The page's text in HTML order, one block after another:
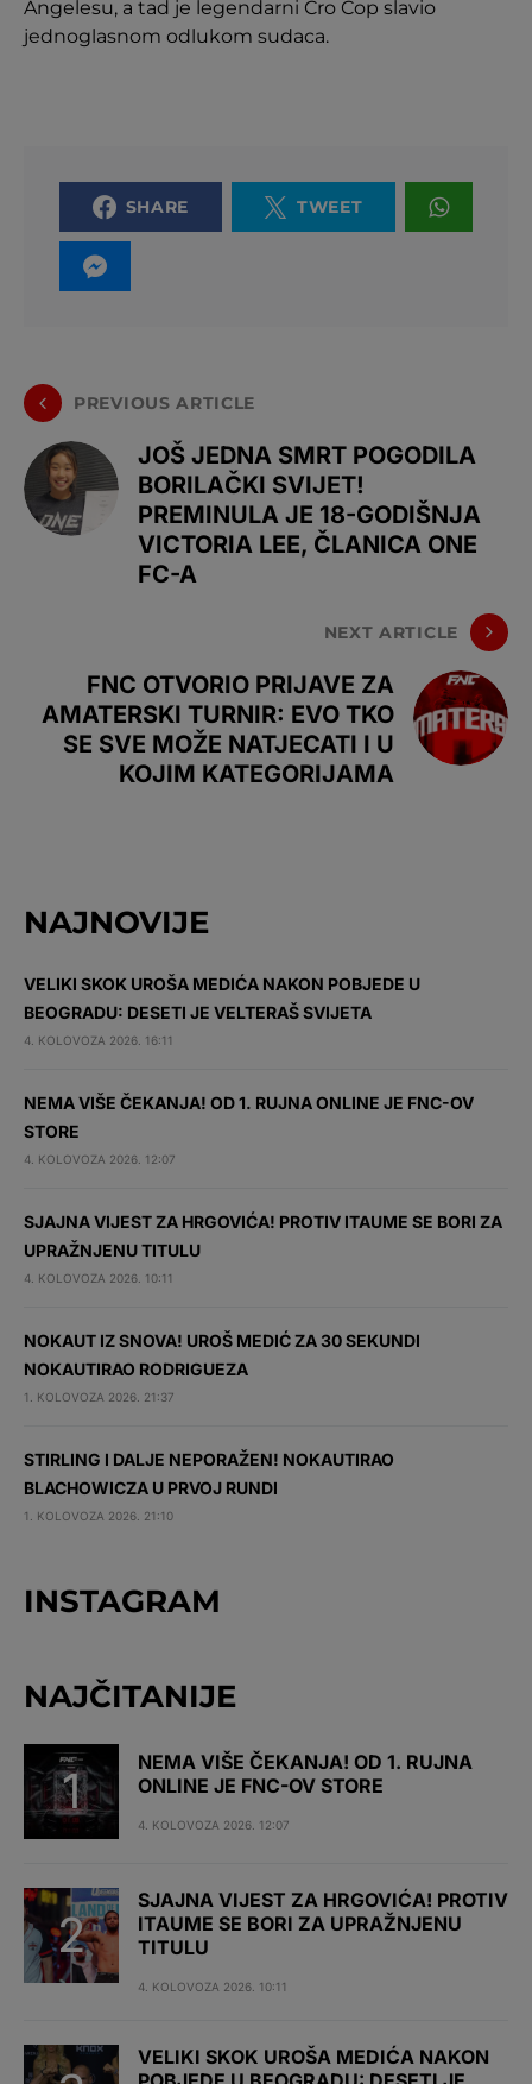
Angelesu, a tad je legendarni Cro Cop slavio
jednoglasnom odlukom sudaca.
SHARE TWEET
PREVIOUS ARTICLE
JOŠ JEDNA SMRT POGODILA
BORILAČKI SVIJET!
PREMINULA JE 18-GODIŠNJA
VICTORIA LEE, ČLANICA ONE
FC-A
NEXT ARTICLE
FNC OTVORIO PRIJAVE ZA
AMATERSKI TURNIR: EVO TKO
SE SVE MOŽE NATJECATI I U
KOJIM KATEGORIJAMA
NAJNOVIJE
VELIKI SKOK UROŠA MEDIĆA NAKON POBJEDE U
BEOGRADU: DESETI JE VELTERAŠ SVIJETA
4. KOLOVOZA 2026. 16:11
NEMA VIŠE ČEKANJA! OD 1. RUJNA ONLINE JE FNC-OV
STORE
4. KOLOVOZA 2026. 12:07
SJAJNA VIJEST ZA HRGOVIĆA! PROTIV ITAUME SE BORI ZA
UPRAŽNJENU TITULU
4. KOLOVOZA 2026. 10:11
NOKAUT IZ SNOVA! UROŠ MEDIĆ ZA 30 SEKUNDI
NOKAUTIRAO RODRIGUEZA
1. KOLOVOZA 2026. 21:37
STIRLING I DALJE NEPORAŽEN! NOKAUTIRAO
BLACHOWICZA U PRVOJ RUNDI
1. KOLOVOZA 2026. 21:10
INSTAGRAM
NAJČITANIJE
NEMA VIŠE ČEKANJA! OD 1. RUJNA
ONLINE JE FNC-OV STORE
4. KOLOVOZA 2026. 12:07
SJAJNA VIJEST ZA HRGOVIĆA! PROTIV
ITAUME SE BORI ZA UPRAŽNJENU
TITULU
4. KOLOVOZA 2026. 10:11
VELIKI SKOK UROŠA MEDIĆA NAKON